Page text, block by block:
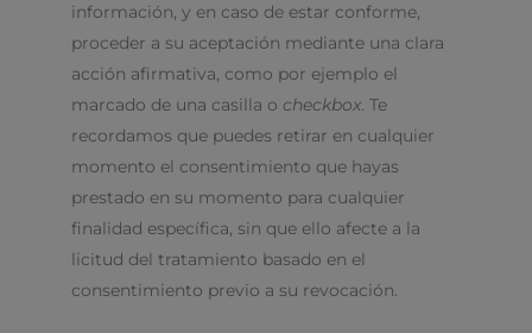
información, y en caso de estar conforme,
proceder a su aceptación mediante una clara
acción afirmativa, como por ejemplo el
marcado de una casilla o checkbox. Te
recordamos que puedes retirar en cualquier
momento el consentimiento que hayas
prestado en su momento para cualquier
finalidad específica, sin que ello afecte a la
licitud del tratamiento basado en el
consentimiento previo a su revocación.